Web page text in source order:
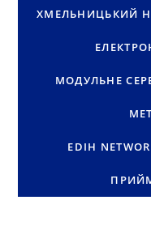
ХМЕЛЬНИЦЬКИЙ
МОДУЛЬНЕ
EDIH